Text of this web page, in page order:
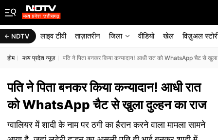
NDTV लाइव टीवी ताज़ातरीन जिला वीडियो खेल विज़ुअल
होम मध्य प्रदेश न्यूज़ पति ने पिता बनकर किया कन्यादान! आधी रात को WhatsApp चैट से खुला
पति ने पिता बनकर किया कन्यादान! आधी रात
को WhatsApp चैट से खुला दुल्‍हन का राज
ग्वालियर में शादी के नाम पर ठगी का हैरान करने वाला मामला सामने